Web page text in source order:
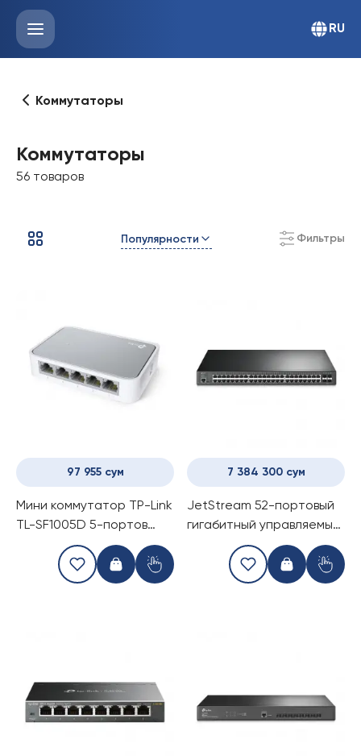
RU
Коммутаторы
Коммутаторы
56 товаров
Популярности Фильтры
97 955 сум
Мини коммутатор TP-Link
TL-SF1005D 5-портов
7 384 300 сум
JetStream 52-портовый
гигабитный управляемый
коммутатор уровня 2+ с
48 портами PoE+ Tp-Link
TL-SG3452P